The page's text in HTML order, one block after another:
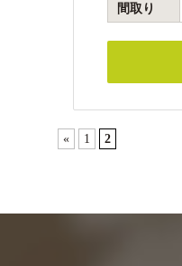
間取り
« 1 2